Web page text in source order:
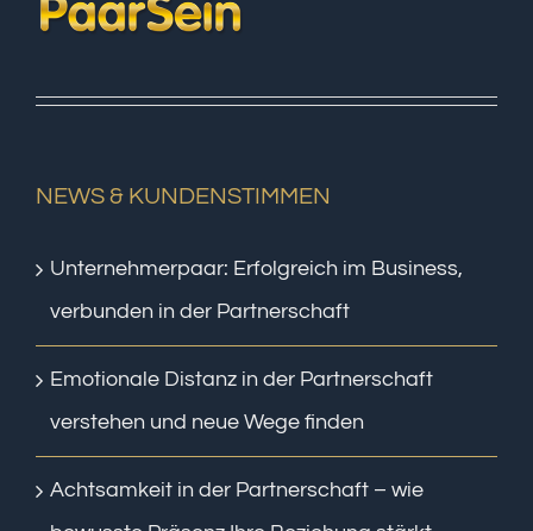
NEWS & KUNDENSTIMMEN
Unternehmerpaar: Erfolgreich im Business,
verbunden in der Partnerschaft
Emotionale Distanz in der Partnerschaft
verstehen und neue Wege finden
Achtsamkeit in der Partnerschaft – wie